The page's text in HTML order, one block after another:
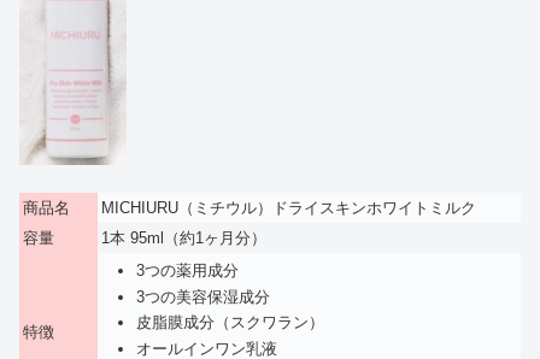
商品名
MICHIURU（ミチウル）ドライスキンホワイトミルク
容量
1本 95ml（約1ヶ月分）
特徴
3つの薬用成分
3つの美容保湿成分
皮脂膜成分（スクワラン）
オールインワン乳液